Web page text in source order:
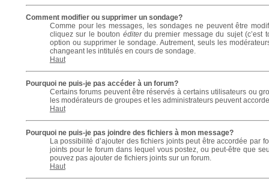
Comment modifier ou supprimer un sondage?
Comme pour les messages, les sondages ne peuvent être
cliquez sur le bouton éditerdu premier message du sujet (c’est
option ou supprimer le sondage. Autrement, seuls les
changeant les intitulés en cours de sondage.
Haut
Pourquoi ne puis-je pas accéder à un forum?
Certains forums peuvent être réservés à certains utilisateurs ou
les modérateurs de groupes et les administrateurs peuvent
Haut
Pourquoi ne puis-je pas joindre des fichiers à mon message?
La possibilité d’ajouter des fichiers joints peut être accordée par
joints pour le forum dans lequel vous postez, ou peut-être que
pouvez pas ajouter de fichiers joints sur un forum.
Haut